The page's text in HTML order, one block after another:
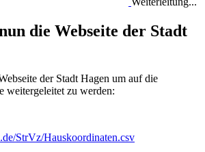
die Webseite der Stadt
der Stadt Hagen um auf die
weitergeleitet zu werden:
StrVz/Hauskoordinaten.csv